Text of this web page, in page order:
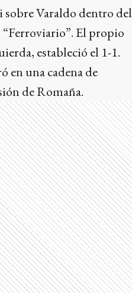
Varaldo dentro del
“Ferroviario”. El propio
estableció el 1-1.
en una cadena de
de Romaña.